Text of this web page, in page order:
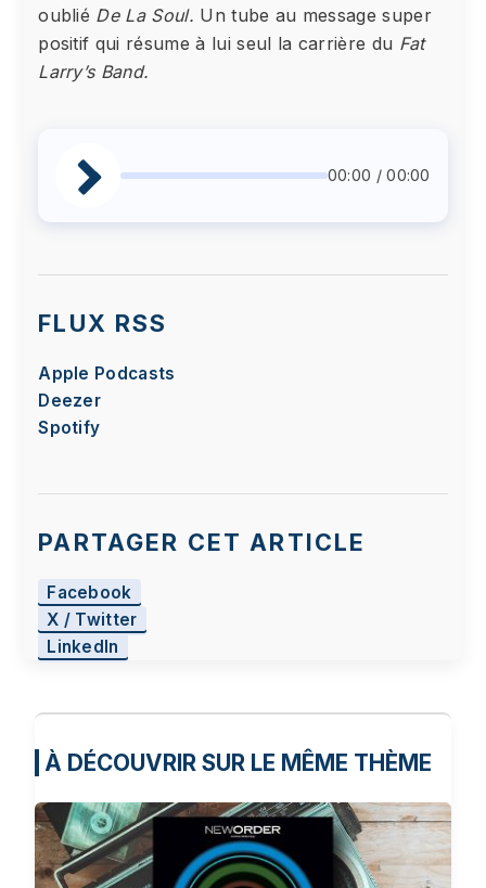
oublié De La Soul. Un tube au message super
positif qui résume à lui seul la carrière du Fat
Larry’s Band.
00:00 / 00:00
FLUX RSS
Apple Podcasts
Deezer
Spotify
PARTAGER CET ARTICLE
Facebook
X / Twitter
LinkedIn
À DÉCOUVRIR SUR LE MÊME THÈME